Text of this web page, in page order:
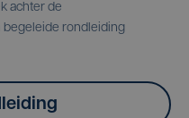
achter de
begeleide rondleiding